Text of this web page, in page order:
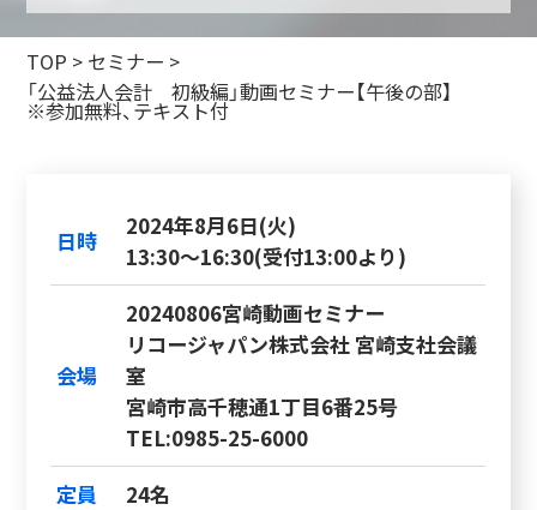
TOP > セミナー >
「公益法人会計 初級編」動画セミナー【午後の部】
※参加無料、テキスト付
日時
2024年8月6日(火)
13:30～16:30(受付13:00より)
会場
20240806宮崎動画セミナー
リコージャパン株式会社 宮崎支社会議
室
宮崎市高千穂通1丁目6番25号
TEL:0985-25-6000
定員
24名